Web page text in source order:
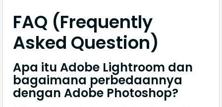
FAQ (Frequently
Asked Question)
Apa itu Adobe Lightroom dan
bagaimana perbedaannya
dengan Adobe Photoshop?